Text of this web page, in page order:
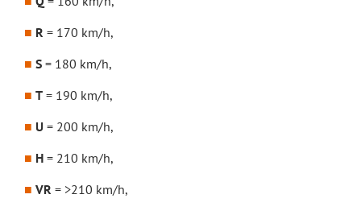
R = 170 km/h,
S = 180 km/h,
T = 190 km/h,
U = 200 km/h,
H = 210 km/h,
VR = >210 km/h,